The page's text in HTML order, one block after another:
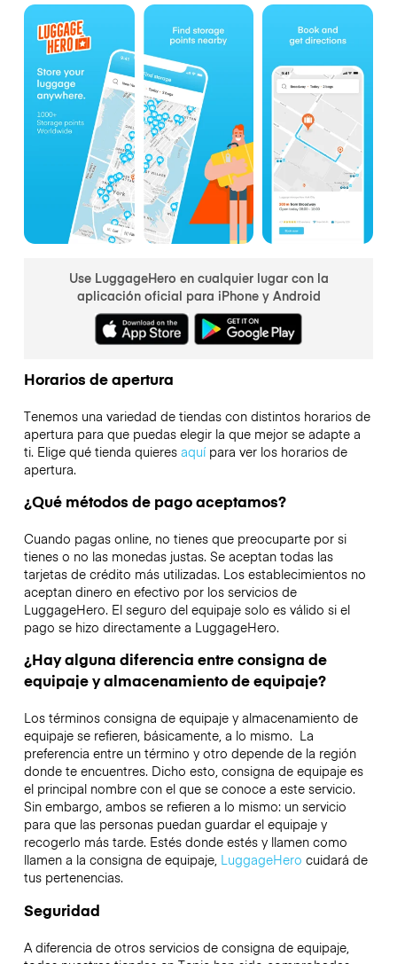
Use LuggageHero en cualquier lugar con la
aplicación oficial para iPhone y Android
Horarios de apertura
Tenemos una variedad de tiendas con distintos horarios de
apertura para que puedas elegir la que mejor se adapte a
ti. Elige qué tienda quieres aquípara ver los horarios de
apertura.
¿Qué métodos de pago aceptamos?
Cuando pagas online, no tienes que preocuparte por si
tienes o no las monedas justas. Se aceptan todas las
tarjetas de crédito más utilizadas. Los establecimientos no
aceptan dinero en efectivo por los servicios de
LuggageHero. El seguro del equipaje solo es válido si el
pago se hizo directamente a LuggageHero.
¿Hay alguna diferencia entre consigna de
equipaje y almacenamiento de equipaje?
Los términos consigna de equipaje y almacenamiento de
equipaje se refieren, básicamente, a lo mismo. La
preferencia entre un término y otro depende de la región
donde te encuentres. Dicho esto, consigna de equipaje es
el principal nombre con el que se conoce a este servicio.
Sin embargo, ambos se refieren a lo mismo: un servicio
para que las personas puedan guardar el equipaje y
recogerlo más tarde. Estés donde estés y llamen como
llamen a la consigna de equipaje,LuggageHero cuidará de
tus pertenencias.
Seguridad
A diferencia de otros servicios de consigna de equipaje,